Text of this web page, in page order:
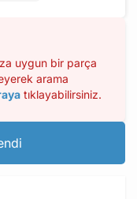
uygun bir parça
arama
tıklayabilirsiniz.